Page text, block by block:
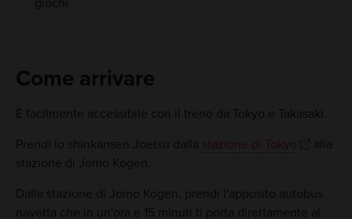
Come arrivare
È facilmente accessibile con il treno da Tokyo e Takasaki.
Prendi lo shinkansen Joetsu dalla stazione di Tokyo
alla
stazione di Jomo Kogen.
Dalla stazione di Jomo Kogen, prendi l'apposito autobus
navetta che in un'ora e 15 minuti ti porta direttamente al